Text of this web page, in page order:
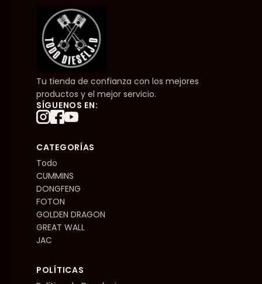
Tu tienda de confianza con los mejores
productos y el mejor servicio.
SÍGUENOS EN:
CATEGORÍAS
Todo
CUMMINS
DONGFENG
FOTON
GOLDEN DRAGON
GREAT WALL
JAC
POLÍTICAS